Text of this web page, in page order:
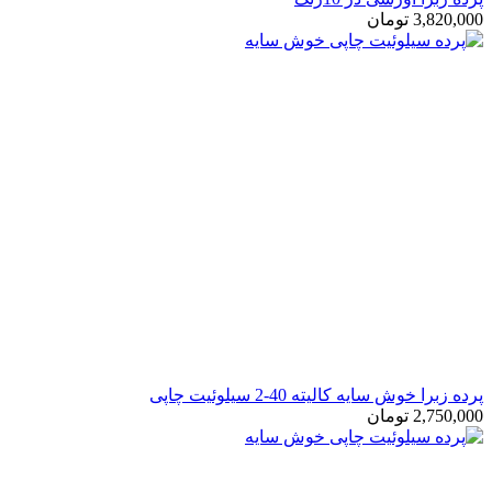
تومان
سایه کالیته 40-2 سیلوئیت چاپی
تومان